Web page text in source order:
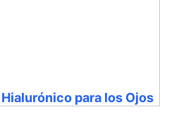
para los Ojos